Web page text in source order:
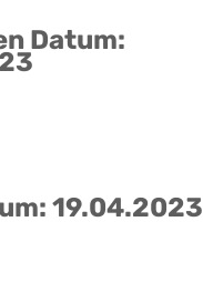
Datum:
19.04.2023